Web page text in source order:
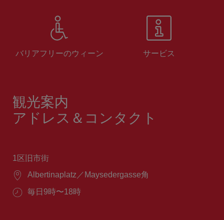
バリアフリーのウィーン サービス
観光案内
アドレス＆コンタクト
1区旧市街
場
Albertinaplatz／Maysedergasse角
営
毎日9時〜18時